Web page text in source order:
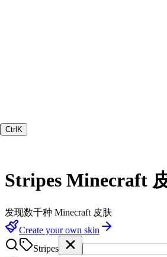
Ctrl K
Stripes Minecraft
发现数千种 Minecraft 皮肤
Create your own skin
Stripes